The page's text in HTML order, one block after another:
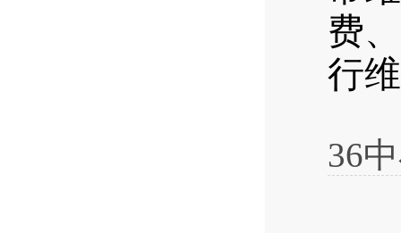
费
行
36